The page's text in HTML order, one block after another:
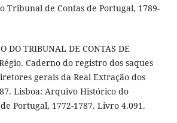
Tribunal de Contas de Portugal, 1789-
DO TRIBUNAL DE CONTAS DE
Caderno do registro dos saques
gerais da Real Extração dos
Lisboa: Arquivo Histórico do
Portugal, 1772-1787. Livro 4.091.